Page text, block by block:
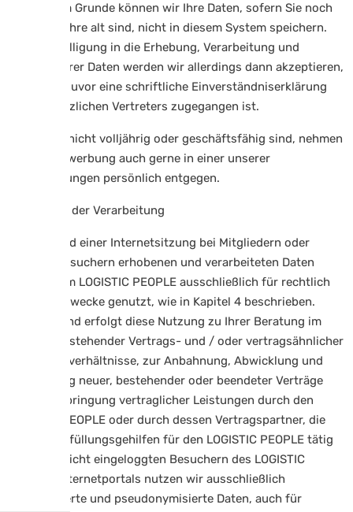
Aus diesem Grunde können wir Ihre Daten, sofern Sie noch
nicht 18 Jahre alt sind, nicht in diesem System speichern.
Einer Einwilligung in die Erhebung, Verarbeitung und
Nutzung Ihrer Daten werden wir allerdings dann akzeptieren,
wenn uns zuvor eine schriftliche Einverständniserklärung
Ihres gesetzlichen Vertreters zugegangen ist.
Sofern Sie nicht volljährig oder geschäftsfähig sind, nehmen
wir Ihre Bewerbung auch gerne in einer unserer
Niederlassungen persönlich entgegen.
4.10 Zweck der Verarbeitung
Die während einer Internetsitzung bei Mitgliedern oder
anderen Besuchern erhobenen und verarbeiteten Daten
werden vom LOGISTIC PEOPLE ausschließlich für rechtlich
zulässige Zwecke genutzt, wie in Kapitel 4 beschrieben.
Überwiegend erfolgt diese Nutzung zu Ihrer Beratung im
Rahmen bestehender Vertrags- und / oder vertragsähnlicher
Vertrauensverhältnisse, zur Anbahnung, Abwicklung und
Abrechnung neuer, bestehender oder beendeter Verträge
und zur Erbringung vertraglicher Leistungen durch den
LOGISTIC PEOPLE oder durch dessen Vertragspartner, die
dann als Erfüllungsgehilfen für den LOGISTIC PEOPLE tätig
sind. Von nicht eingeloggten Besuchern des LOGISTIC
PEOPLE-Internetportals nutzen wir ausschließlich
anonymisierte und pseudonymisierte Daten, auch für